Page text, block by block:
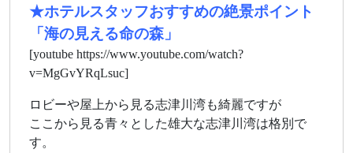
★ホテルスタッフおすすめの絶景ポイント
「海の見える命の森」
[youtube https://www.youtube.com/watch?
v=MgGvYRqLsuc]
ロビーや屋上から見る志津川湾も綺麗ですが
ここから見る青々とした雄大な志津川湾は格別で
す。